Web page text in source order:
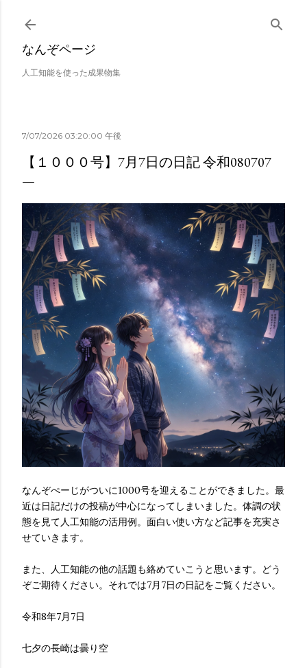
スキップしてメイン コンテンツに移動
なんぞページ
人工知能を使った成果物集
7/07/2026 03:20:00 午後
【１０００号】7月7日の日記 令和080707
なんぞぺーじがついに1000号を迎えることができました。最
近は日記だけの投稿が中心になってしまいました。体調の状
態を見て人工知能の活用例。面白い使い方など記事を充実さ
せていきます。
また、人工知能の他の話題も絡めていこうと思います。どう
ぞご期待ください。それでは7月7日の日記をご覧ください。
令和8年7月7日
七夕の長崎は曇り空